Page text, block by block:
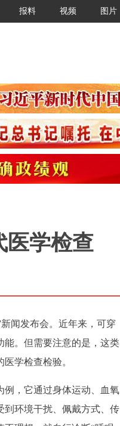
报料 视频 图片
医学检查
闻发布会。近年来，可穿
能。但需要注意的是，这类
学检查检验。
例，它通过身体运动、血氧
到环境干扰、佩戴方式、传